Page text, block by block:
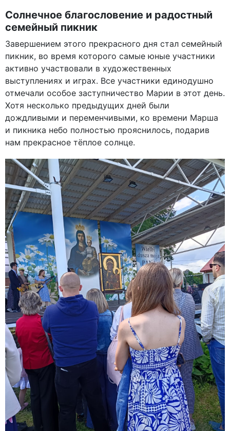
Солнечное благословение и радостный
семейный пикник
Завершением этого прекрасного дня стал семейный
пикник, во время которого самые юные участники
активно участвовали в художественных
выступлениях и играх. Все участники единодушно
отмечали особое заступничество Марии в этот день.
Хотя несколько предыдущих дней были
дождливыми и переменчивыми, ко времени Марша
и пикника небо полностью прояснилось, подарив
нам прекрасное тёплое солнце.